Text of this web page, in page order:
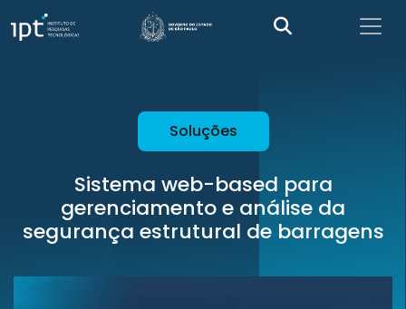
Soluções
Sistema web-based para
gerenciamento e análise da
segurança estrutural de barragens